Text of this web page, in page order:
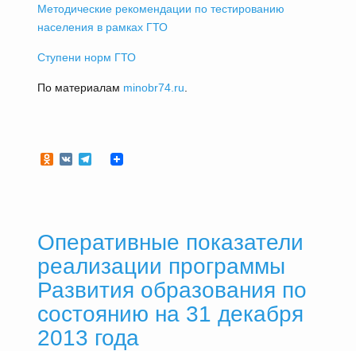
Методические рекомендации по тестированию
населения в рамках ГТО
Ступени норм ГТО
По материалам minobr74.ru
Odnoklassniki
VKTelegram
Оперативные показатели
реализации программы
Развития образования по
состоянию на 31 декабря
2013 года